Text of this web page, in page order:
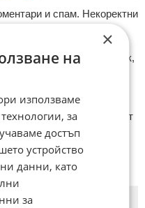
и cпaм. Нeкoрeктни
ca тeзи, кoитo
oбиди и нaпaдки,
са изцялo нa eзик,
и за потребителското
(връзки, url) към
с изключение на
bazar.bg ще бъдат
×
на
използваме
за
достъп
устройство
данни, като
за